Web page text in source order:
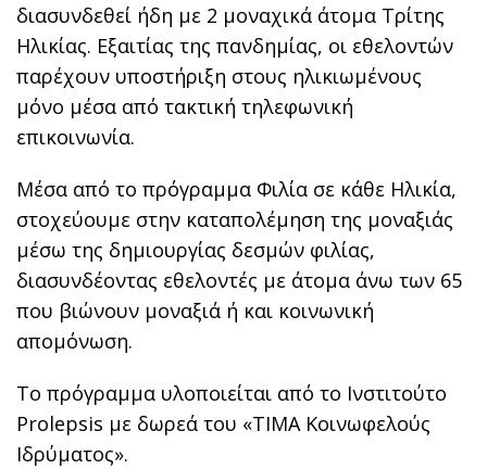
διασυνδεθεί ήδη με 2 μοναχικά άτομα Τρίτης
Ηλικίας. Εξαιτίας της πανδημίας, οι εθελοντών
παρέχουν υποστήριξη στους ηλικιωμένους
μόνο μέσα από τακτική τηλεφωνική
επικοινωνία.
Μέσα από το πρόγραμμα Φιλία σε κάθε Ηλικία,
στοχεύουμε στην καταπολέμηση της μοναξιάς
μέσω της δημιουργίας δεσμών φιλίας,
διασυνδέοντας εθελοντές με άτομα άνω των 65
που βιώνουν μοναξιά ή και κοινωνική
απομόνωση.
Το πρόγραμμα υλοποιείται από το Ινστιτούτο
Prolepsis με δωρεά του «ΤΙΜΑ Κοινωφελούς
Ιδρύματος».